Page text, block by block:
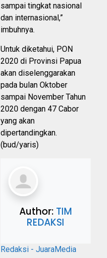
sampai tingkat nasional
dan internasional,”
imbuhnya.
Untuk diketahui, PON
2020 di Provinsi Papua
akan diselenggarakan
pada bulan Oktober
sampai November Tahun
2020 dengan 47 Cabor
yang akan
dipertandingkan.
(bud/yaris)
Author: TIM
REDAKSI
Redaksi - JuaraMedia